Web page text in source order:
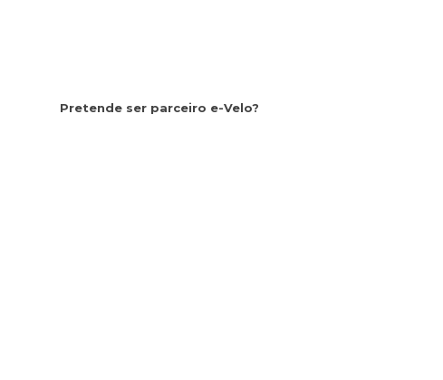
Pretende ser parceiro e-Velo?